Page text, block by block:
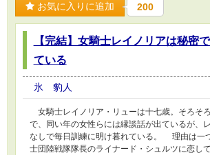
お気に入りに追加 200
【完結】女騎士レイノリアは秘密
ている
氷 豹人
女騎士レイノリア・リューは十七歳。そろそ
で、同い年の女性らには縁談話が出ているが、
なしで毎日訓練に明け暮れている。 理由は一
士団陸戦隊隊長のライナード・シュルツに恋